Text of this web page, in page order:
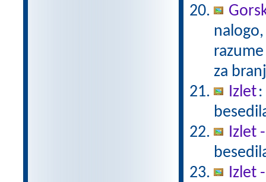
za
Izlet
Izlet
Izlet